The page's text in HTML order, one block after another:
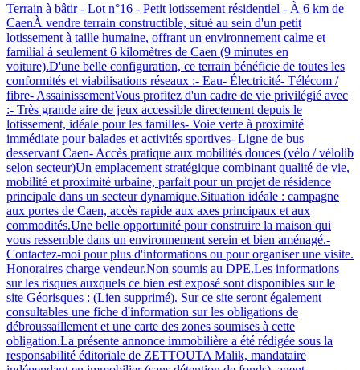
Terrain à bâtir - Lot n°16 - Petit lotissement résidentiel - À 6 km de
CaenÀ vendre terrain constructible, situé au sein d'un petit
lotissement à taille humaine, offrant un environnement calme et
familial à seulement 6 kilomètres de Caen (9 minutes en
voiture).D'une belle configuration, ce terrain bénéficie de toutes les
conformités et viabilisations réseaux :- Eau- Électricité- Télécom /
fibre- AssainissementVous profitez d'un cadre de vie privilégié avec
:- Très grande aire de jeux accessible directement depuis le
lotissement, idéale pour les familles- Voie verte à proximité
immédiate pour balades et activités sportives- Ligne de bus
desservant Caen- Accès pratique aux mobilités douces (vélo / vélolib
selon secteur)Un emplacement stratégique combinant qualité de vie,
mobilité et proximité urbaine, parfait pour un projet de résidence
principale dans un secteur dynamique.Situation idéale : campagne
aux portes de Caen, accès rapide aux axes principaux et aux
commodités.Une belle opportunité pour construire la maison qui
vous ressemble dans un environnement serein et bien aménagé.-
Contactez-moi pour plus d'informations ou pour organiser une visite.
Honoraires charge vendeur.Non soumis au DPE.Les informations
sur les risques auxquels ce bien est exposé sont disponibles sur le
site Géorisques : (Lien supprimé). Sur ce site seront également
consultables une fiche d'information sur les obligations de
débroussaillement et une carte des zones soumises à cette
obligation.La présente annonce immobilière a été rédigée sous la
responsabilité éditoriale de ZETTOUTA Malik, mandataire